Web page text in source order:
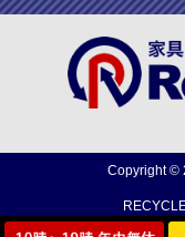
Copyright ©